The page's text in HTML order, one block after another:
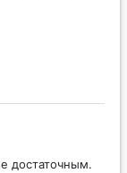
достаточным.